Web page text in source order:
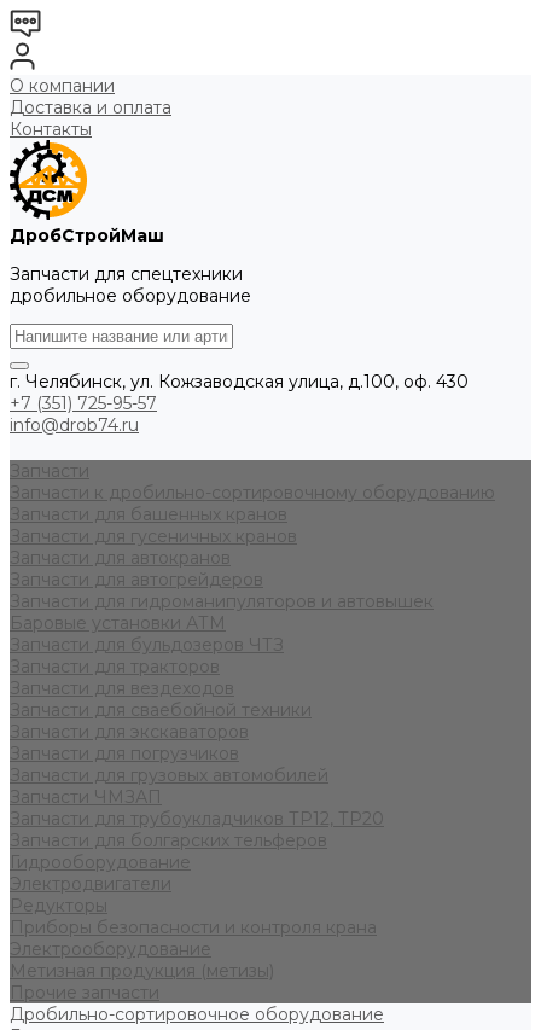
О компании
Доставка и оплата
Контакты
ДробСтройМаш
Запчасти для спецтехники
дробильное оборудование
г. Челябинск, ул. Кожзаводская улица, д.100, оф. 430
+7 (351) 725-95-57
info@drob74.ru
Запчасти
Запчасти к дробильно-сортировочному оборудованию
Запчасти для башенных кранов
Запчасти для гусеничных кранов
Запчасти для автокранов
Запчасти для автогрейдеров
Запчасти для гидроманипуляторов и автовышек
Баровые установки АТМ
Запчасти для бульдозеров ЧТЗ
Запчасти для тракторов
Запчасти для вездеходов
Запчасти для сваебойной техники
Запчасти для экскаваторов
Запчасти для погрузчиков
Запчасти для грузовых автомобилей
Запчасти ЧМЗАП
Запчасти для трубоукладчиков ТР12, ТР20
Запчасти для болгарских тельферов
Гидрооборудование
Электродвигатели
Редукторы
Приборы безопасности и контроля крана
Электрооборудование
Метизная продукция (метизы)
Прочие запчасти
Дробильно-сортировочное оборудование